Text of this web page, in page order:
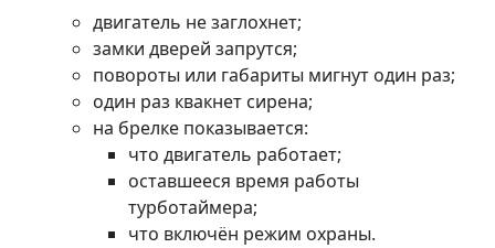
двигатель не заглохнет;
замки дверей запрутся;
повороты или габариты мигнут один раз;
один раз квакнет сирена;
на брелке показывается:
что двигатель работает;
оставшееся время работы
турботаймера;
что включён режим охраны.